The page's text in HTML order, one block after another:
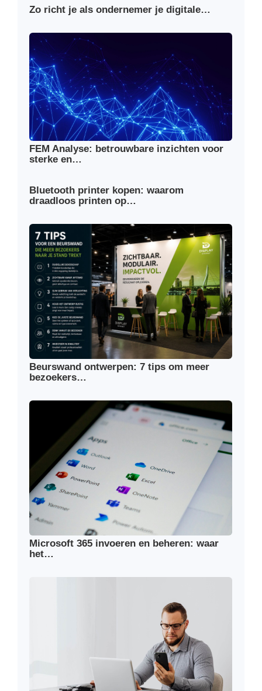
Zo richt je als ondernemer je digitale…
FEM Analyse: betrouwbare inzichten voor
sterke en…
Bluetooth printer kopen: waarom
draadloos printen op…
Beurswand ontwerpen: 7 tips om meer
bezoekers…
Microsoft 365 invoeren en beheren: waar
het…